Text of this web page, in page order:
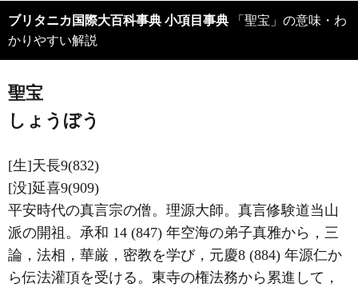
ブリタニカ国際大百科事典 小項目事典
かりやすい解説
聖宝
しょうぼう
[生]天長9(832)
[没]延喜9(909)
平安時代の真言宗の僧。理源大師。真言修験道当山
派の開祖。承和 14 (847) 年空海の弟子真雅から，三
論，法相，華厳，密教を学び，元慶8 (884) 年源仁か
ら伝法灌頂を受ける。東寺の権法務から累進して，